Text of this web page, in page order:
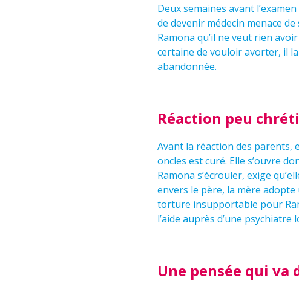
Deux semaines avant
de devenir médecin menace
Ramona qu’il ne veut rien
certaine de vouloir avorter, il
abandonnée.
Réaction peu
Avant la réaction des parents,
oncles est curé. Elle s’ouvre
Ramona s’écrouler, exige
envers le père, la mère
torture insupportable pour
l’aide auprès d’une
Une pensée qui